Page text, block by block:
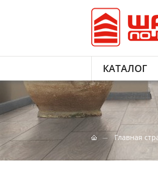
КАТАЛОГ
Главная